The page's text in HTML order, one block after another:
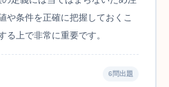
や条件を正確に把握しておくこ
る上で非常に重要です。
6問出題